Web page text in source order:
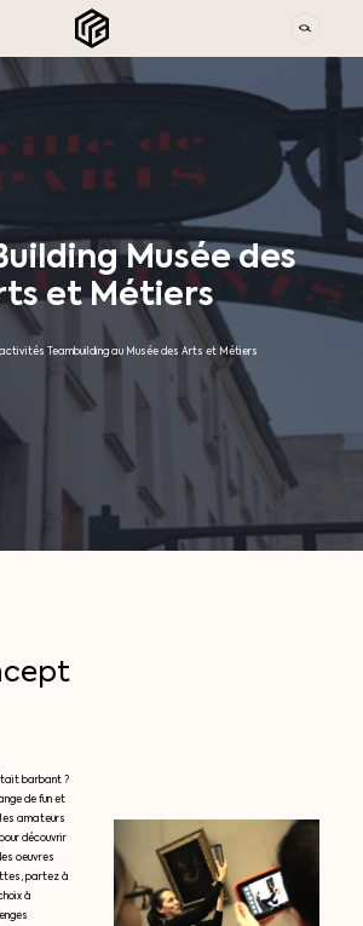
Muséedes
etMétiers
Teambuilding au Musée des Arts et Métiers
barbant ?
de fun et
amateurs
découvrir
oeuvres
partez à
à